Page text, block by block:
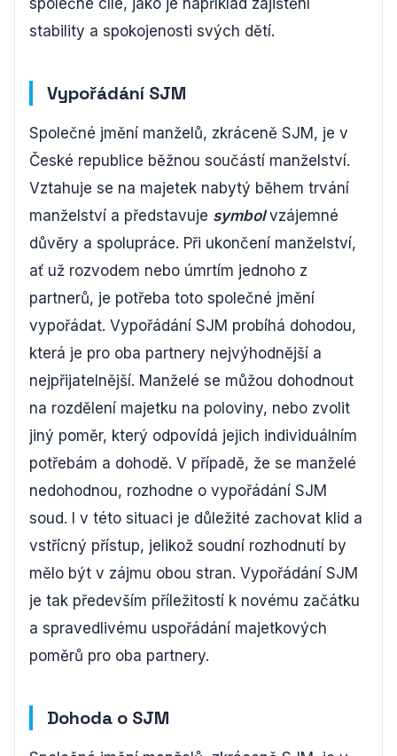
společné cíle, jako je například zajištění
stability a spokojenosti svých dětí.
Vypořádání SJM
Společné jmění manželů, zkráceně SJM, je v
České republice běžnou součástí manželství.
Vztahuje se na majetek nabytý během trvání
manželství a představuje symbolvzájemné
důvěry a spolupráce. Při ukončení manželství,
ať už rozvodem nebo úmrtím jednoho z
partnerů, je potřeba toto společné jmění
vypořádat. Vypořádání SJM probíhá dohodou,
která je pro oba partnery nejvýhodnější a
nejpřijatelnější. Manželé se můžou dohodnout
na rozdělení majetku na poloviny, nebo zvolit
jiný poměr, který odpovídá jejich individuálním
potřebám a dohodě. V případě, že se manželé
nedohodnou, rozhodne o vypořádání SJM
soud. I v této situaci je důležité zachovat klid a
vstřícný přístup, jelikož soudní rozhodnutí by
mělo být v zájmu obou stran. Vypořádání SJM
je tak především příležitostí k novému začátku
a spravedlivému uspořádání majetkových
poměrů pro oba partnery.
Dohoda o SJM